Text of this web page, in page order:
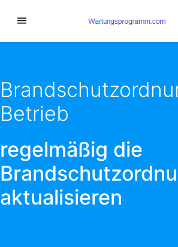
Betrieb
regelmäßig die
aktualisieren